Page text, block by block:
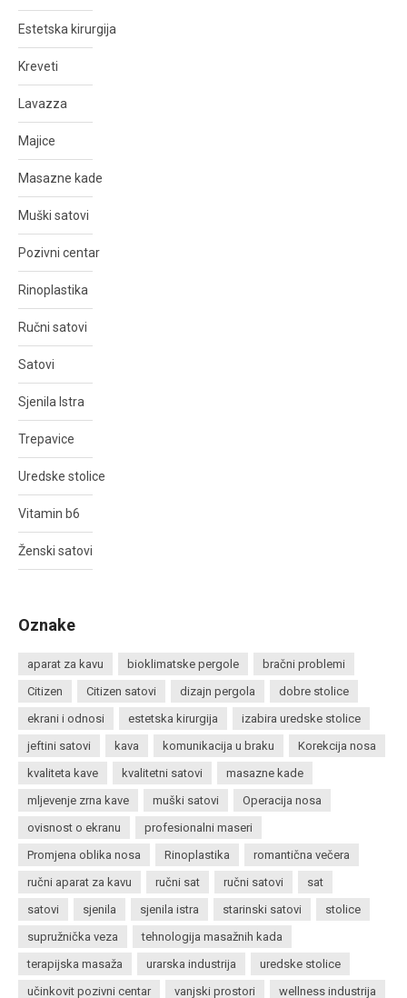
Estetska kirurgija
Kreveti
Lavazza
Majice
Masazne kade
Muški satovi
Pozivni centar
Rinoplastika
Ručni satovi
Satovi
Sjenila Istra
Trepavice
Uredske stolice
Vitamin b6
Ženski satovi
Oznake
aparat za kavu bioklimatske pergole
bračni problemi
Citizen
Citizen satovi dizajn pergola
dobre stolice
ekrani i odnosi
estetska kirurgija
izabira uredske stolice
jeftini satovi
kava komunikacija u braku
Korekcija nosa
kvaliteta kave
kvalitetni satovi
masazne kade
mljevenje zrna kave
muški satovi
Operacija nosa
ovisnost o ekranu
profesionalni maseri
Promjena oblika nosa
Rinoplastika
romantična večera
ručni aparat za kavu
ručni sat ručni satovi
sat
satovi
sjenila sjenila istra starinski satovi
stolice
supružnička veza
tehnologija masažnih kada
terapijska masaža
urarska industrija
uredske stolice
učinkovit pozivni centar
vanjski prostori wellness industrija